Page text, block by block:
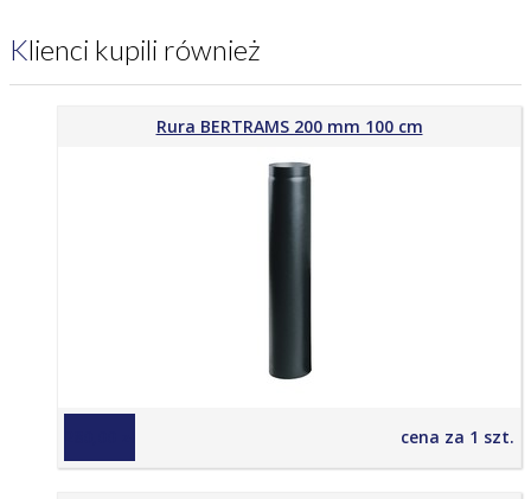
Klienci kupili również
Rura BERTRAMS 200 mm 100 cm
cena za 1 szt.